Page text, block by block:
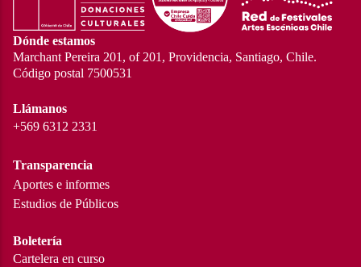
Dónde estamos
Marchant Pereira 201, of 201, Providencia, Santiago, Chile.
Código postal 7500531
Llámanos
+569 6312 2331
Transparencia
Aportes e informes
Estudios de Públicos
Boletería
Cartelera en curso